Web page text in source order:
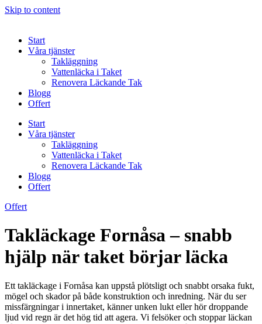
Skip to content
Start
Våra tjänster
Takläggning
Vattenläcka i Taket
Renovera Läckande Tak
Blogg
Offert
Start
Våra tjänster
Takläggning
Vattenläcka i Taket
Renovera Läckande Tak
Blogg
Offert
Offert
Takläckage Fornåsa – snabb
hjälp när taket börjar läcka
Ett takläckage i Fornåsa kan uppstå plötsligt och snabbt orsaka fukt,
mögel och skador på både konstruktion och inredning. När du ser
missfärgningar i innertaket, känner unken lukt eller hör droppande
ljud vid regn är det hög tid att agera. Vi felsöker och stoppar läckan